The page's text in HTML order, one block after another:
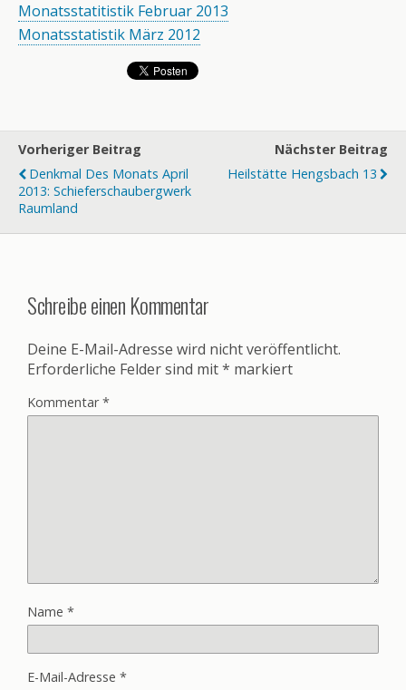
Monatsstatitistik Februar 2013
Monatsstatistik März 2012
Vorheriger Beitrag
Denkmal Des Monats April
2013: Schieferschaubergwerk
Raumland
Nächster Beitrag
Heilstätte Hengsbach 13
Schreibe einen Kommentar
Deine E-Mail-Adresse wird nicht veröffentlicht.
Erforderliche Felder sind mit* markiert
Kommentar*
Name *
E-Mail-Adresse *